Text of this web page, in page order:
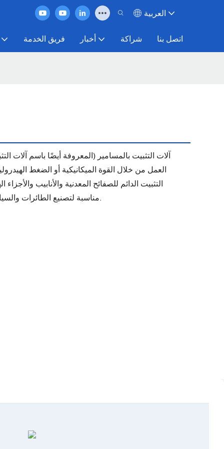
العربية
فريق الخدمة أخبار شراكة اتصل بنا
آلات التثبيت بالمسامير (المعروفة أيضًا باسم آلات
العمل من خلال القوة الميكانيكية أو الضغط
التثبيت الدائم للصفائح المعدنية والأنابيب والأجزاء